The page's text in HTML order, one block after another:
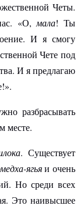
Четы.
«О, мала! Ты
И я смогу
Чете под
И я предлагаю
разбрасывать
месте.
. Существует
ягьяи очень
Но среди всех
Это наивысшее